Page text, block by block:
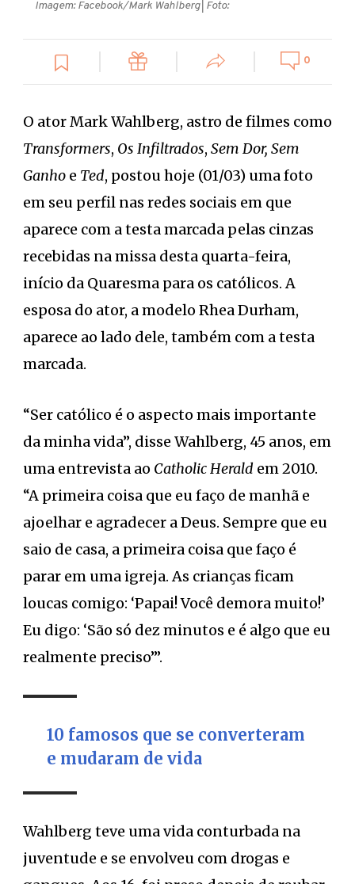
Imagem: Facebook/Mark Wahlberg| Foto:
0
O ator Mark Wahlberg, astro de filmes como
Transformers, Os Infiltrados, Sem Dor, Sem
Ganho e Ted, postou hoje (01/03) uma foto
em seu perfil nas redes sociais em que
aparece com a testa marcada pelas cinzas
recebidas na missa desta quarta-feira,
início da Quaresma para os católicos. A
esposa do ator, a modelo Rhea Durham,
aparece ao lado dele, também com a testa
marcada.
“Ser católico é o aspecto mais importante
da minha vida”, disse Wahlberg, 45 anos, em
uma entrevista ao Catholic Herald em 2010.
“A primeira coisa que eu faço de manhã e
ajoelhar e agradecer a Deus. Sempre que eu
saio de casa, a primeira coisa que faço é
parar em uma igreja. As crianças ficam
loucas comigo: ‘Papai! Você demora muito!’
Eu digo: ‘São só dez minutos e é algo que eu
realmente preciso’”.
10 famosos que se converteram
e mudaram de vida
Wahlberg teve uma vida conturbada na
juventude e se envolveu com drogas e